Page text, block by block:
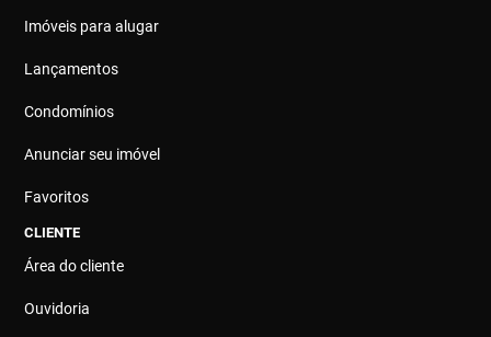
Imóveis para alugar
Lançamentos
Condomínios
Anunciar seu imóvel
Favoritos
CLIENTE
Área do cliente
Ouvidoria